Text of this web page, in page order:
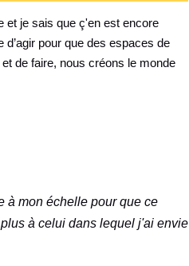
et je sais que ç'en est encore
d’agir pour que des espaces de
de faire, nous créons le monde
à mon échelle pour que ce
à celui dans lequel j'ai envie